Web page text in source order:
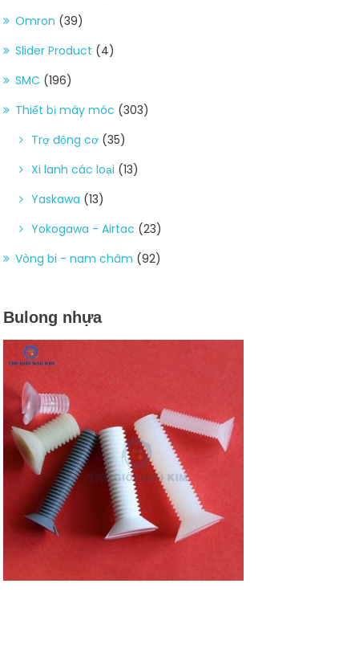
Omron (39)
Slider Product (4)
SMC (196)
Thiết bị máy móc (303)
Trợ động cơ (35)
Xi lanh các loại (13)
Yaskawa (13)
Yokogawa - Airtac (23)
Vòng bi - nam châm (92)
Bulong nhựa